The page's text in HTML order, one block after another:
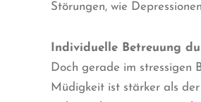
Störungen, wie
Individuelle Betreuung
Doch gerade im stressigen
Müdigkeit ist stärker als